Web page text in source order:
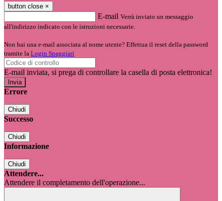
button close ×
E-mail Verrà inviato un messaggio
all'indirizzo indicato con le istruzioni necessarie.
Non hai una e-mail associata al nome utente? Effettua il reset della password
tramite la Login Spaggiari
E-mail inviata, si prega di controllare la casella di posta elettronica!
Errore
Chiudi
Successo
Chiudi
Informazione
Chiudi
Attendere...
Attendere il completamento dell'operazione...